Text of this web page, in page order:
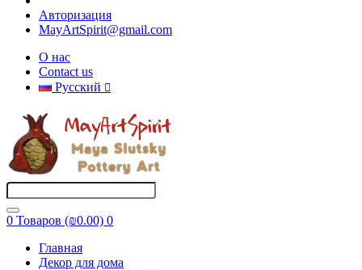
Авторизация
MayArtSpirit@gmail.com
О нас
Contact us
Русский
0 Товаров (₪0.00) 0
Главная
Декор для дома